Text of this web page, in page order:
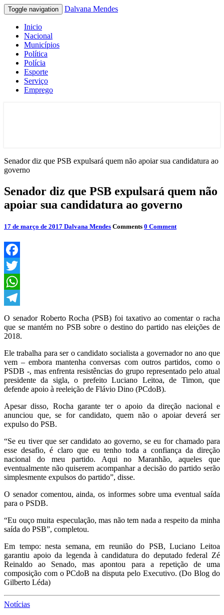
Toggle navigation Dalvana Mendes
Inicio
Nacional
Municípios
Política
Polícia
Esporte
Serviço
Emprego
Senador diz que PSB expulsará quem não apoiar sua candidatura ao
governo
Senador diz que PSB expulsará quem não
apoiar sua candidatura ao governo
17 de março de 2017 Dalvana Mendes Comments 0 Comment
Facebook
Twitter
WhatsApp
Telegram
O senador Roberto Rocha (PSB) foi taxativo ao comentar o racha
que se mantém no PSB sobre o destino do partido nas eleições de
2018.
Ele trabalha para ser o candidato socialista a governador no ano que
vem – embora mantenha conversas com outros partidos, como o
PSDB -, mas enfrenta resistências do grupo representado pelo atual
presidente da sigla, o prefeito Luciano Leitoa, de Timon, que
defende apoio à reeleição de Flávio Dino (PCdoB).
Apesar disso, Rocha garante ter o apoio da direção nacional e
anunciou que, se for candidato, quem não o apoiar deverá ser
expulso do PSB.
“Se eu tiver que ser candidato ao governo, se eu for chamado para
esse desafio, é claro que eu tenho toda a confiança da direção
nacional do meu partido. Aqui no Maranhão, aqueles que
eventualmente não quiserem acompanhar a decisão do partido serão
simplesmente expulsos do partido”, disse.
O senador comentou, ainda, os informes sobre uma eventual saída
para o PSDB.
“Eu ouço muita especulação, mas não tem nada a respeito da minha
saída do PSB”, completou.
Em tempo: nesta semana, em reunião do PSB, Luciano Leitoa
garantiu apoio da legenda à candidatura do deputado federal Zé
Reinaldo ao Senado, mas apontou para a repetição de uma
composição com o PCdoB na disputa pelo Executivo. (Do Blog do
Gilberto Léda)
Notícias